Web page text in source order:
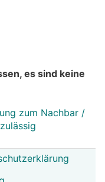
es sind keine
zum Nachbar /